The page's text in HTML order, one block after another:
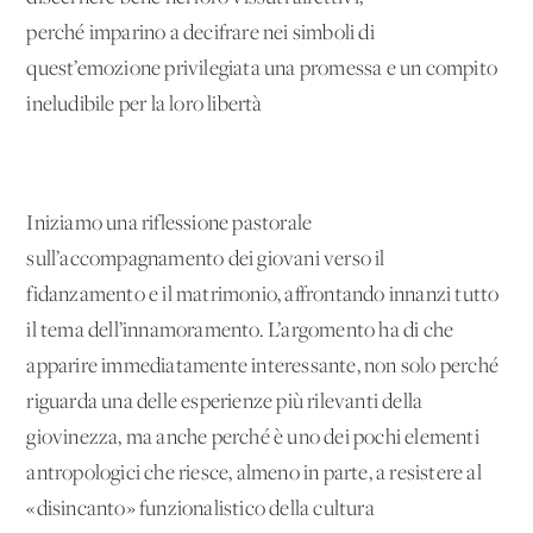
perché imparino a decifrare nei simboli di
quest’emozione privilegiata una promessa e un compito
ineludibile per la loro libertà
Iniziamo una riflessione pastorale
sull’accompagnamento dei giovani verso il
fidanzamento e il matrimonio, affrontando innanzi tutto
il tema dell’innamoramento. L’argomento ha di che
apparire immediatamente interessante, non solo perché
riguarda una delle esperienze più rilevanti della
giovinezza, ma anche perché è uno dei pochi elementi
antropologici che riesce, almeno in parte, a resistere al
«disincanto» funzionalistico della cultura